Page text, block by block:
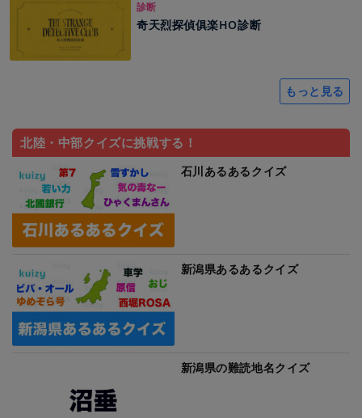
診断
奇天烈探偵俱楽HO診断
もっと見る
北陸・中部クイズに挑戦する！
石川あるあるクイズ
新潟県あるあるクイズ
新潟県の難読地名クイズ